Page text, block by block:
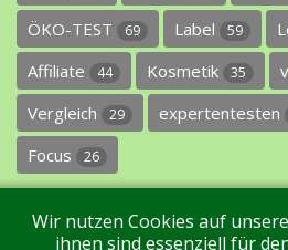
ÖKO-TEST 69 Label 59
Affiliate 44 Kosmetik 35
Vergleich 29 expertentesten
Focus 26
Wir nutzen Cookies auf
ihnen sind essenziell für